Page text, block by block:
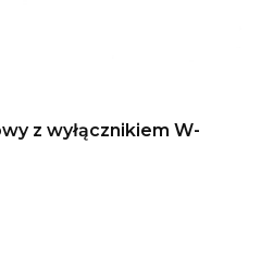
z wyłącznikiem W-